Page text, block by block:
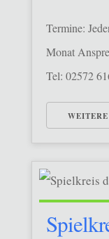
Termine:
Monat
Tel: 02572